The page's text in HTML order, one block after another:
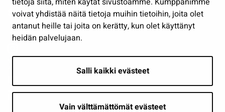
voivat yhdistää näitä tietoja muihin tietoihin, joita olet
antanut heille tai joita on kerätty, kun olet käyttänyt
heidän palvelujaan.
Salli kaikki evästeet
Vain välttämättömät evästeet
Seuraa meitä